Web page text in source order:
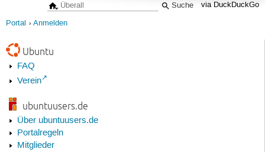
via DuckDuckGo
Portal Anmelden
Ubuntu
FAQ
Verein
ubuntuusers.de
Über ubuntuusers.de
Portalregeln
Mitglieder